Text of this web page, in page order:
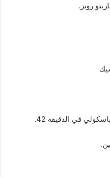
رويز.
في الدقيقة 42.